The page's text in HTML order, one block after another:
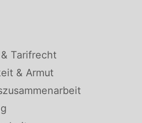
Tarifrecht
& Armut